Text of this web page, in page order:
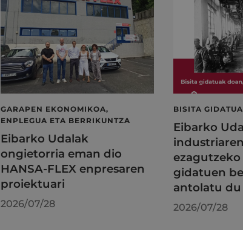
GARAPEN EKONOMIKOA,
ENPLEGUA ETA BERRIKUNTZA
Eibarko Udalak
ongietorria eman dio
HANSA-FLEX enpresaren
proiektuari
2026/07/28
BISITA
Eibarko
ezagutzeko
gidatuen
antolatu
2026/07/28